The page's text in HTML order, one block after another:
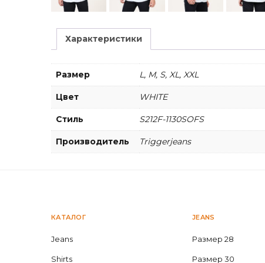
Характеристики
Размер L, M, S, XL, XXL
Цвет WHITE
Стиль S212F-1130SOFS
Производитель Triggerjeans
КАТАЛОГ
Jeans
Shirts
JEANS
Размер 28
Размер 30